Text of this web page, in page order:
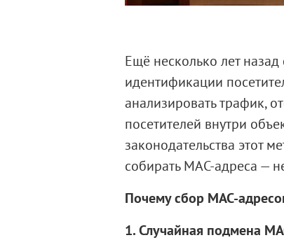
Ещё несколько лет
идентификации
анализировать трафик,
посетителей внутри
законодательства этот
собирать MAC-адреса —
Почему сбор MAC-
1. Случайная подмена